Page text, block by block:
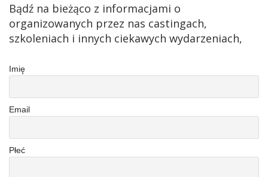
Bądź na bieżąco z informacjami o
organizowanych przez nas castingach,
szkoleniach i innych ciekawych wydarzeniach,
Imię
Email
Płeć